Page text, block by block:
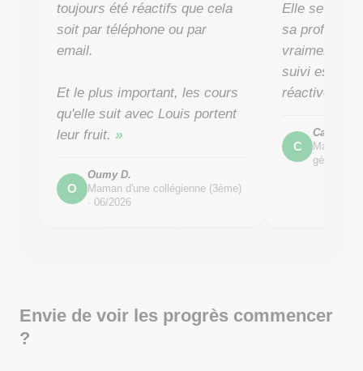
toujours été réactifs que cela
soit par téléphone ou par
email.
Et le plus important, les cours
qu'elle suit avec Louis portent
leur fruit.
O
Oumy D.
Maman d'une collégienne (3ème)
· 06/2026
Elle se sent
sa
vraiment
suivi est
réactive
C
Caro
Maman
générale)
Envie de voir les progrès commencer
?